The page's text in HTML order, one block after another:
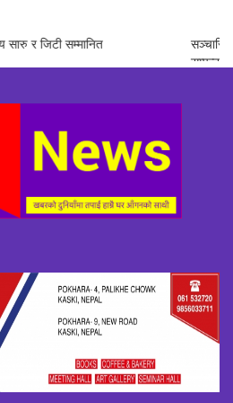
क्वान्टम हिलिङको महत्त्व’ विषयक अन्तरक्रिया